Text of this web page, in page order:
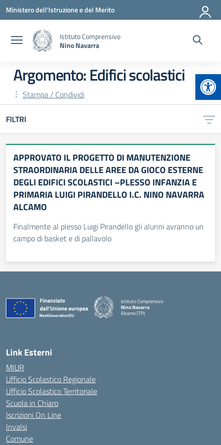
Vai ai contenuti
Vai al menu di navigazione
Vai al footer
Ministero dell'Istruzione e del Merito
Istituto Comprensivo
Nino Navarra
Argomento: Edifici scolastici
Stampa / Condividi
FILTRI
APPROVATO IL PROGETTO DI MANUTENZIONE
STRAORDINARIA DELLE AREE DA GIOCO ESTERNE
DEGLI EDIFICI SCOLASTICI –PLESSO INFANZIA E
PRIMARIA LUIGI PIRANDELLO I.C. NINO NAVARRA
ALCAMO
Finalmente al plesso Luigi Pirandello gli alunni avranno un
campo di basket e di pallavolo
Istituto Comprensivo
Nino Navarra
Alcamo (TP)
Link Esterni
MIUR
Ufficio Scolastico Regionale
Ufficio Scolastico Territoriale
Scuola in Chiaro
Iscrizioni On Line
Invalsi
Comune